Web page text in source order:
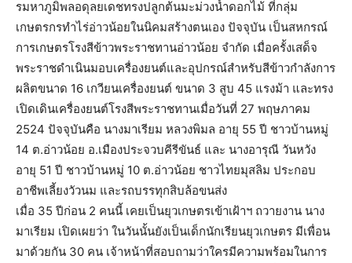
รมหาภูมิพลอดุลยเดชทรงปลูกต้นมะม่วงน้ำดอกไม้ ที่กลุ่ม
เกษตรกรทำไร่อ่าวน้อยในนิคมสร้างตนเอง ปัจจุบัน เป็นสหกรณ์
การเกษตรโรงสีข้าวพระราชทานอ่าวน้อย จำกัด เมื่อครั้งเสด็จ
พระราชดำเนินมอบเครื่องยนต์และอุปกรณ์สำหรับสีข้าวกำลังการ
ผลิตขนาด 16 เกวียนเครื่องยนต์ ขนาด 3 สูบ 45 แรงม้า และทรง
เปิดเดินเครื่องยนต์โรงสีพระราชทานเมื่อวันที่ 27 พฤษภาคม
2524 ปัจจุบันคือ นางมาเรียม หลวงพิมล อายุ 55 ปี ชาวบ้านหมู่
14 ต.อ่าวน้อย อ.เมืองประจวบคีรีขันธ์ และ นางอารุณี วันหวัง
อายุ 51 ปี ชาวบ้านหมู่ 10 ต.อ่าวน้อย ชาวไทยมุสลิม ประกอบ
อาชีพเลี้ยงวัวนม และรถบรรทุกสิบล้อขนส่ง
เมื่อ 35 ปีก่อน 2 คนนี้ เคยเป็นยุวเกษตรเข้าเฝ้าฯ ถวายงาน นาง
มาเรียม เปิดเผยว่า ในวันนั้นยังเป็นเด็กนักเรียนยุวเกษตร มีเพื่อน
มาด้วยกัน 30 คน เจ้าหน้าที่สอบถามว่าใครมีความพร้อมในการ